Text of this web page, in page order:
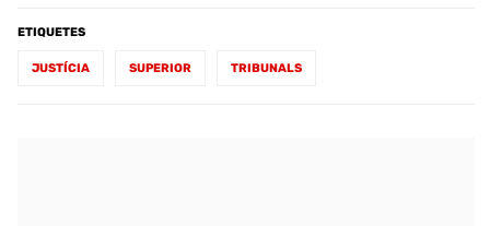
ETIQUETES
JUSTÍCIA SUPERIOR TRIBUNALS